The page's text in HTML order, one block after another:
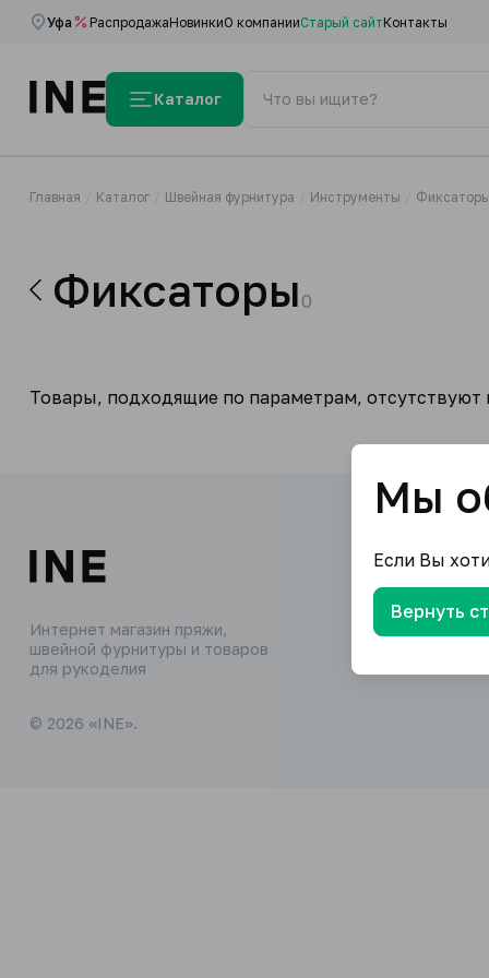
Уфа РаспродажаНовинкиО компанииСтарый сайтКонтакты
Каталог
Главная Каталог Швейная фурнитура Инструменты Фиксаторы
Фиксаторы 0
Товары, подходящие по параметрам, отсутствуют
Интернет магазин пряжи,
швейной фурнитуры и товаров
для рукоделия
© 2026 «INE».
Мы
Если Вы
Вернуть